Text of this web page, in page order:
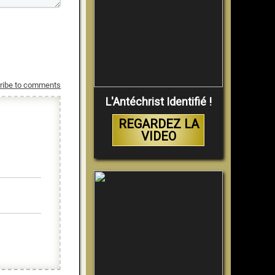
to comments
L'Antéchrist Identifié !
REGARDEZ LA
VIDEO